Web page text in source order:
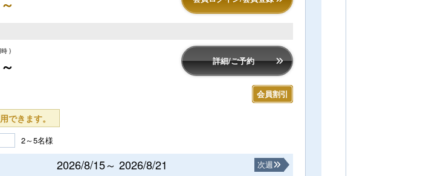
～
)
～ 詳細/ご予約
会員割引
できます。
2～5名様
2026/8/15～ 2026/8/21
次週